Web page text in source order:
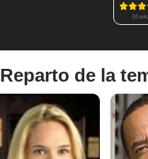
24
Reparto de la